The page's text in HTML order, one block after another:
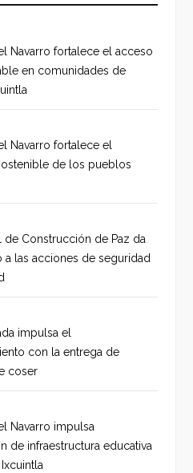
Navarro fortalece el acceso
en comunidades de
Navarro fortalece el
de los pueblos
de Construcción de Paz da
a las acciones de seguridad
impulsa el
con la entrega de
coser
Navarro impulsa
de infraestructura educativa